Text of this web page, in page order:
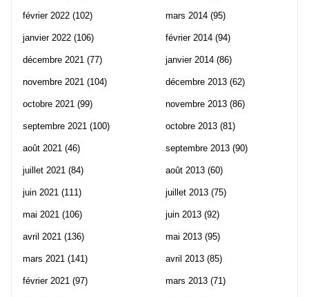
février 2022 (102)
janvier 2022 (106)
décembre 2021 (77)
novembre 2021 (104)
octobre 2021 (99)
septembre 2021 (100)
août 2021 (46)
juillet 2021 (84)
juin 2021 (111)
mai 2021 (106)
avril 2021 (136)
mars 2021 (141)
février 2021 (97)
mars 2014 (95)
février 2014 (94)
janvier 2014 (86)
décembre 2013 (62)
novembre 2013 (86)
octobre 2013 (81)
septembre 2013 (90)
août 2013 (60)
juillet 2013 (75)
juin 2013 (92)
mai 2013 (95)
avril 2013 (85)
mars 2013 (71)